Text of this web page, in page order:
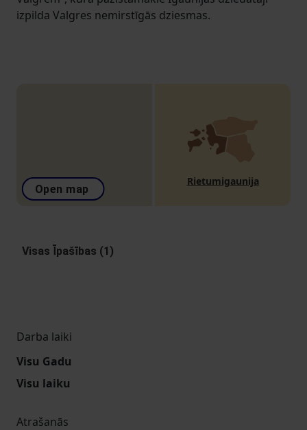
izpilda Valgres nemirstīgās dziesmas.
Open map
Rietumigaunija
Visas Īpašības (1)
Darba laiki
Visu Gadu
Visu laiku
Atrašanās